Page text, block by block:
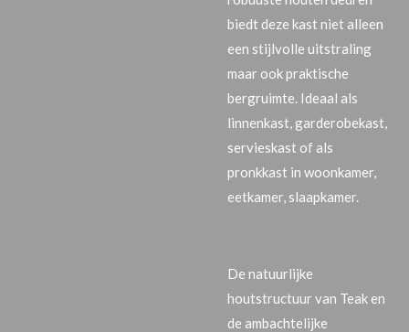
biedt deze kast niet alleen
een stijlvolle uitstraling
maar ook praktische
bergruimte. Ideaal als
linnenkast, garderobekast,
servieskast of als
pronkkast in woonkamer,
eetkamer, slaapkamer.
De natuurlijke
houtstructuur van Teak en
de ambachtelijke